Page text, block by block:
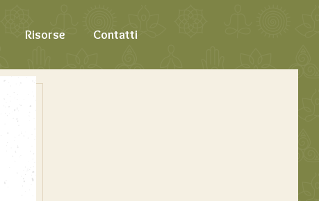
Risorse Contatti